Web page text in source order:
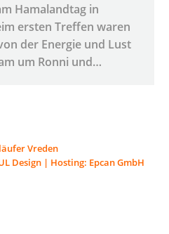
Hamalandtag in
ersten Treffen waren
der Energie und Lust
um Ronni und…
Vreden
Design| Hosting: Epcan GmbH